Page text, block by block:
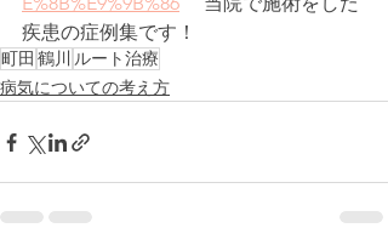
疾患の症例集です！
町田 鶴川 ルート治療
病気についての考え方